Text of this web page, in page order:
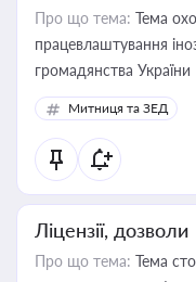
Про що тема: Тема
працевлаштування
громадянства України
Митниця та ЗЕД
Ліцензії, дозволи
Про що тема: Тема